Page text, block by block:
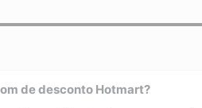
de desconto Hotmart?